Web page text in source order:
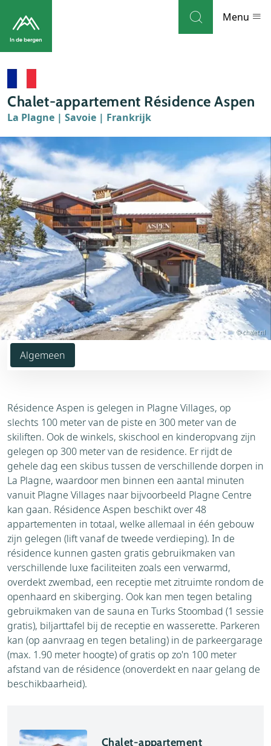
Menu
Weblog
Accommodaties
Thema's
Bezienswaardigheden
Tips
Chalet-appartement Résidence Aspen
La Plagne | Savoie | Frankrijk
Algemeen
© chalet.nl
Résidence Aspen is gelegen in Plagne Villages, op
slechts 100 meter van de piste en 300 meter van de
skiliften. Ook de winkels, skischool en kinderopvang zijn
gelegen op 300 meter van de residence. Er rijdt de
gehele dag een skibus tussen de verschillende dorpen in
La Plagne, waardoor men binnen een aantal minuten
vanuit Plagne Villages naar bijvoorbeeld Plagne Centre
kan gaan. Résidence Aspen beschikt over 48
appartementen in totaal, welke allemaal in één gebouw
zijn gelegen (lift vanaf de tweede verdieping). In de
résidence kunnen gasten gratis gebruikmaken van
verschillende luxe faciliteiten zoals een verwarmd,
overdekt zwembad, een receptie met zitruimte rondom de
openhaard en skiberging. Ook kan men tegen betaling
gebruikmaken van de sauna en Turks Stoombad (1 sessie
gratis), biljarttafel bij de receptie en wasserette. Parkeren
kan (op aanvraag en tegen betaling) in de parkeergarage
(max. 1.90 meter hoogte) of gratis op zo'n 100 meter
afstand van de résidence (onoverdekt en naar gelang de
beschikbaarheid).
Chalet-appartement